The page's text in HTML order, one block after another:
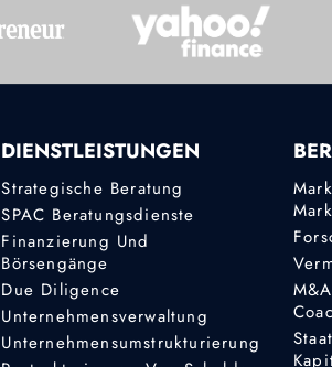
DIENSTLEISTUNGEN
Strategische Beratung
SPAC Beratungsdienste
Finanzierung Und
Börsengänge
Due Diligence
Unternehmensverwaltung
Unternehmensumstrukturierung